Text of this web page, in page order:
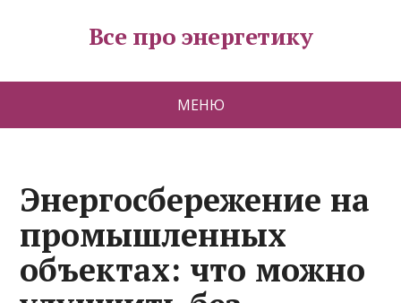
Все про энергетику
МЕНЮ
Энергосбережение на
промышленных
объектах: что можно